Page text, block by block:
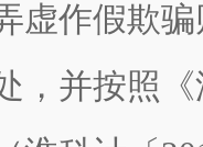
虚作假欺
，并按照